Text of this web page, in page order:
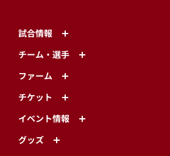
試合情報
チーム・選手
ファーム
チケット
イベント情報
グッズ